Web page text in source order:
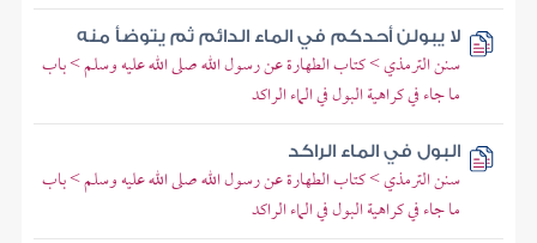
لا يبولن أحدكم في الماء الدائم ثم يتوضأ منه
سنن الترمذي > كتاب الطهارة عن رسول الله صلى الله عليه وسلم > باب
ما جاء في كراهية البول في الماء الراكد
البول في الماء الراكد
سنن الترمذي > كتاب الطهارة عن رسول الله صلى الله عليه وسلم > باب
ما جاء في كراهية البول في الماء الراكد